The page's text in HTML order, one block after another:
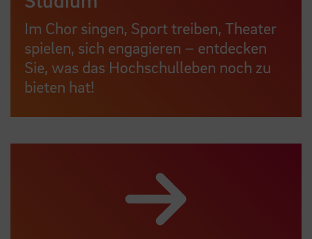
Im Chor singen, Sport treiben, Theater
spielen, sich engagieren – entdecken
Sie, was das Hochschulleben noch zu
bieten hat!